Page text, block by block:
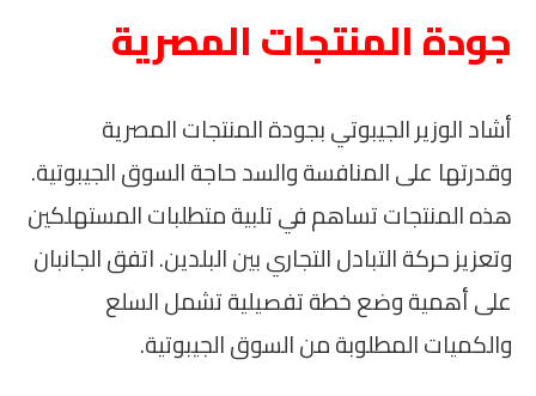
جودة المنتجات المصرية
أشاد الوزير الجيبوتي بجودة المنتجات المصرية
وقدرتها على المنافسة والسد حاجة السوق الجيبوتية.
هذه المنتجات تساهم في تلبية متطلبات المستهلكين
وتعزيز حركة التبادل التجاري بين البلدين. اتفق الجانبان
على أهمية وضع خطة تفصيلية تشمل السلع
والكميات المطلوبة من السوق الجيبوتية.